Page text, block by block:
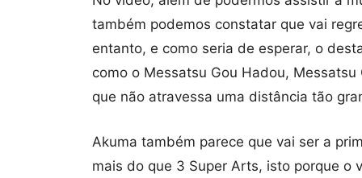
também podemos constatar que vai
entanto, e como seria de esperar, o
como o Messatsu Gou Hadou,
que não atravessa uma distância tão
Akuma também parece que vai ser a
mais do que 3 Super Arts, isto porque o